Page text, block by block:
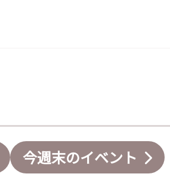
今週末のイベント